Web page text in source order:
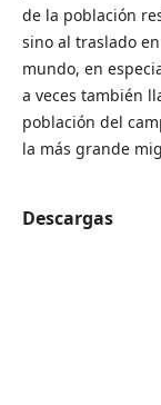
de la población
sino al traslado
mundo, en
a veces también
población del
la más grande
Descargas